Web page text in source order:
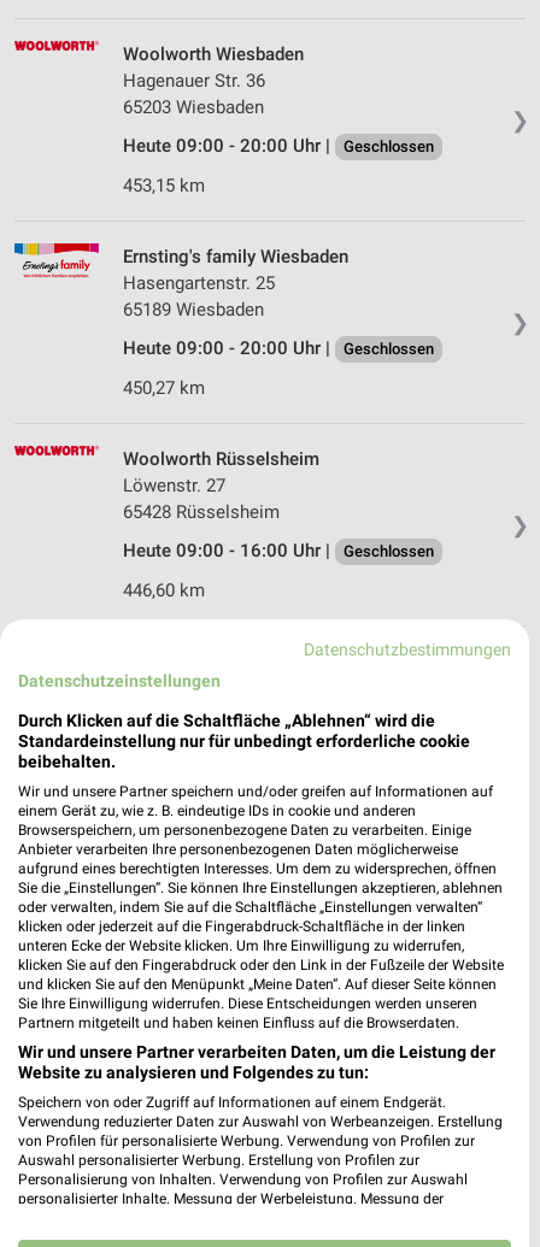
❯
Woolworth Wiesbaden
Hagenauer Str. 36
65203 Wiesbaden
Heute 09:00 - 20:00 Uhr |
Geschlossen
453,15 km
❯
Ernsting's family Wiesbaden
Hasengartenstr. 25
65189 Wiesbaden
Heute 09:00 - 20:00 Uhr |
Geschlossen
450,27 km
❯
Woolworth Rüsselsheim
Löwenstr. 27
65428 Rüsselsheim
Heute 09:00 - 16:00 Uhr |
Geschlossen
446,60 km
Ernsting's family Rüsselsheim
Bahnhofstraße 22
65428 Rüsselsheim
Heute 09:00 - 16:00 Uhr |
Geschlossen
446,49 km
Tchibo Prozente mit Kaffee Bar Alzey
Rudolf-Diesel-Strasse 4 B
55232 Alzey
Heute 09:30 - 18:00 Uhr | Geschlossen
479,35 km • Angebote: 5 Prospekte
Woolworth Wiesbaden
Bahnhofsplatz 3
65189 Wiesbaden
Heute 09:00 - 20:00 Uhr | Geschlossen
450,43 km
Datenschutzbestimmungen
Datenschutzeinstellungen
Durch Klicken auf die Schaltfläche „Ablehnen“ wird die
Standardeinstellung nur für unbedingt erforderliche cookie
beibehalten.
Wir und unsere Partner speichern und/oder greifen auf Informationen auf
einem Gerät zu, wie z. B. eindeutige IDs in cookie und anderen
Browserspeichern, um personenbezogene Daten zu verarbeiten. Einige
Anbieter verarbeiten Ihre personenbezogenen Daten möglicherweise
aufgrund eines berechtigten Interesses. Um dem zu widersprechen, öffnen
Sie die „Einstellungen“. Sie können Ihre Einstellungen akzeptieren, ablehnen
oder verwalten, indem Sie auf die Schaltfläche „Einstellungen verwalten“
klicken oder jederzeit auf die Fingerabdruck-Schaltfläche in der linken
unteren Ecke der Website klicken. Um Ihre Einwilligung zu widerrufen,
klicken Sie auf den Fingerabdruck oder den Link in der Fußzeile der Website
und klicken Sie auf den Menüpunkt „Meine Daten“. Auf dieser Seite können
Sie Ihre Einwilligung widerrufen. Diese Entscheidungen werden unseren
Partnern mitgeteilt und haben keinen Einfluss auf die Browserdaten.
Wir und unsere Partner verarbeiten Daten, um die Leistung der
Website zu analysieren und Folgendes zu tun:
Speichern von oder Zugriff auf Informationen auf einem Endgerät.
Verwendung reduzierter Daten zur Auswahl von Werbeanzeigen. Erstellung
von Profilen für personalisierte Werbung. Verwendung von Profilen zur
Auswahl personalisierter Werbung. Erstellung von Profilen zur
Personalisierung von Inhalten. Verwendung von Profilen zur Auswahl
personalisierter Inhalte. Messung der Werbeleistung. Messung der
Kombinationen von Daten aus verschiedenen Quellen. Entwicklung und